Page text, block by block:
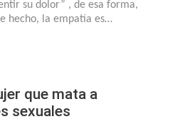
su dolor” , de esa forma,
hecho, la empatía es…
que mata a
sexuales